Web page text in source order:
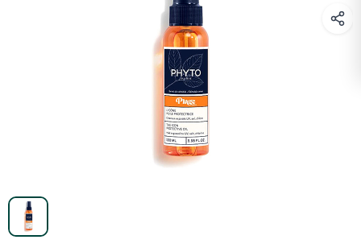
Facebook
WhatsApp
X (Twitter)
Email
Kopiraj link